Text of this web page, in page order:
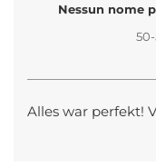
Nessun nome
Alles war perfekt!